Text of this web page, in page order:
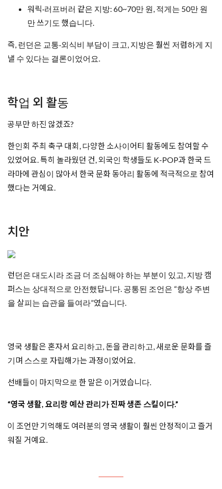
워릭·러프버러 같은 지방: 60~70만 원, 적게는 50만 원
만 쓰기도 했습니다.
즉, 런던은 교통·외식비 부담이 크고, 지방은 훨씬 저렴하게 지
낼 수 있다는 결론이었어요.
학업 외 활동
공부만 하진 않겠죠?
한인회 주최 축구 대회, 다양한 소사이어티 활동에도 참여할 수
있었어요. 특히 놀라웠던 건, 외국인 학생들도 K-POP과 한국 드
라마에 관심이 많아서 한국 문화 동아리 활동에 적극적으로 참여
했다는 거예요.
치안
런던은 대도시라 조금 더 조심해야 하는 부분이 있고, 지방 캠
퍼스는 상대적으로 안전했답니다. 공통된 조언은 “항상 주변
을 살피는 습관을 들여라”였습니다.
영국 생활은 혼자서 요리하고, 돈을 관리하고, 새로운 문화를 즐
기며 스스로 자립해가는 과정이었어요.
선배들이 마지막으로 한 말은 이거였습니다.
“영국 생활, 요리랑 예산 관리가 진짜 생존 스킬이다.”
이 조언만 기억해도 여러분의 영국 생활이 훨씬 안정적이고 즐거
워질 거예요.